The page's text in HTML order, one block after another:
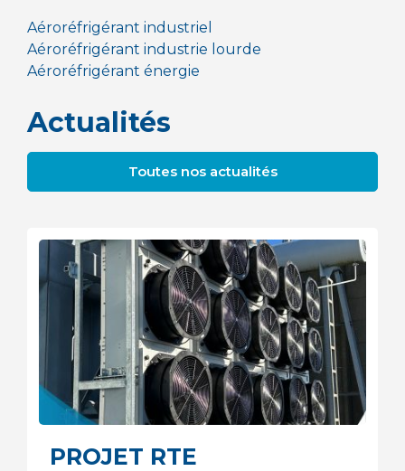
Aéroréfrigérant industriel
Aéroréfrigérant industrie lourde
Aéroréfrigérant énergie
Actualités
Toutes nos actualités
PROJET RTE